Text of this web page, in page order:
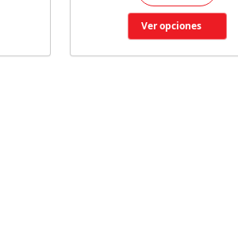
Ver opciones